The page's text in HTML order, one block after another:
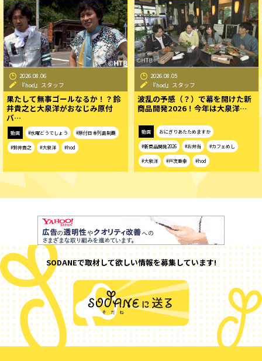
2026.08.06
『hod』スタッフ
果たして無事ゴールなるか！？鈴
井貴之と大泉洋がおなじみ原付
バ…
動画 #水曜どうでしょう #原付日本列島制覇
#鈴井貴之 #大泉洋 #hod
2026.08.05
『hod』スタッフ
波乱の予感（？）で幕を開けた新
商品開発2026！今年は大泉洋…
動画 おにぎりあたためますか
#新商品開発2026 #お弁当 #カフェめし
#大泉洋 #戸次重幸 #hod
SODANEで取材して欲しい情報を募集しています!